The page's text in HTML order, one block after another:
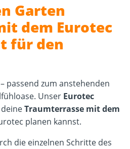
Garten
dem Eurotec
für den
passend zum anstehenden
Unser Eurotec
Traumterrasse mit dem
planen kannst.
die einzelnen Schritte des